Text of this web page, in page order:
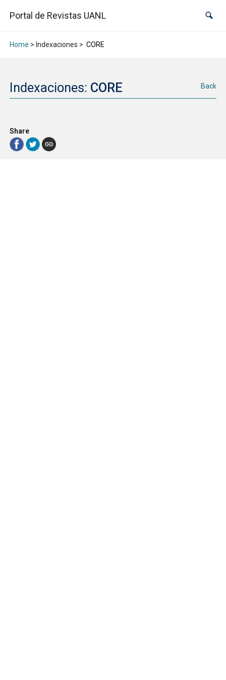
Portal de Revistas UANL
Home > Indexaciones > CORE
Indexaciones: CORE Back
Share